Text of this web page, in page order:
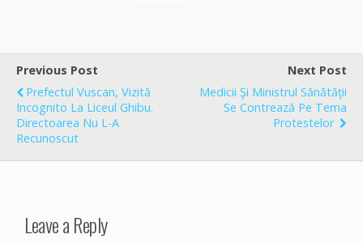
b
o
o
k
l
e
Previous Post
Prefectul Vuscan, Vizită
Incognito La Liceul Ghibu.
Directoarea Nu L-A
Recunoscut
Next Post
Medicii Şi Ministrul Sănătăţii
Se Contrează Pe Tema
Protestelor
Leave a Reply